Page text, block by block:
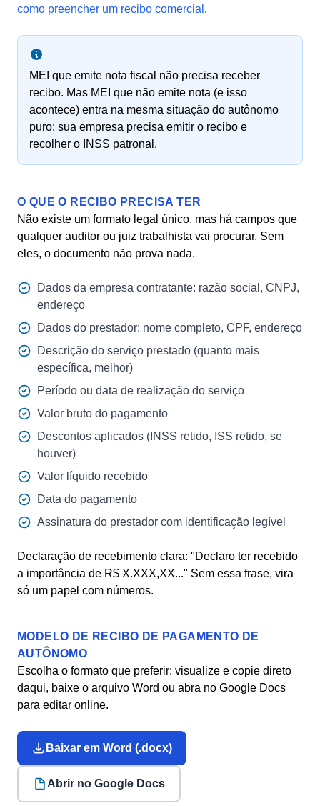
como preencher um recibo comercial .
MEI que emite nota fiscal não precisa receber
recibo. Mas MEI que não emite nota (e isso
acontece) entra na mesma situação do autônomo
puro: sua empresa precisa emitir o recibo e
recolher o INSS patronal.
O QUE O RECIBO PRECISA TER
Não existe um formato legal único, mas há campos que
qualquer auditor ou juiz trabalhista vai procurar. Sem
eles, o documento não prova nada.
Dados da empresa contratante: razão social, CNPJ,
endereço
Dados do prestador: nome completo, CPF, endereço
Descrição do serviço prestado (quanto mais
específica, melhor)
Período ou data de realização do serviço
Valor bruto do pagamento
Descontos aplicados (INSS retido, ISS retido, se
houver)
Valor líquido recebido
Data do pagamento
Assinatura do prestador com identificação legível
Declaração de recebimento clara: "Declaro ter recebido
a importância de R$ X.XXX,XX..." Sem essa frase, vira
só um papel com números.
MODELO DE RECIBO DE PAGAMENTO DE
AUTÔNOMO
Escolha o formato que preferir: visualize e copie direto
daqui, baixe o arquivo Word ou abra no Google Docs
para editar online.
Baixar em Word (.docx)
Abrir no Google Docs